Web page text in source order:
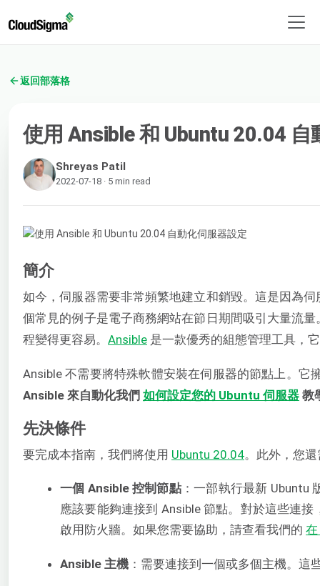
返回部落格
使用 Ansible 和 Ubuntu 20.04
Shreyas Patil
2022-07-18 · 5 min read
簡介
如今，伺服器需要非常頻繁地建立和銷毀。這是因為
個常見的例子是電子商務網站在節日期間吸引大量流
程變得更容易。 Ansible 是一款優秀的組態管理工具，
Ansible 不需要將特殊軟體安裝在伺服器的節點上。
Ansible 來自動化我們 如何設定您的 Ubuntu 伺服器 教
先決條件
要完成本指南，我們將使用 Ubuntu 20.04。此外，您
一個 Ansible 控制節點：一部執行最新 Ubuntu
應該要能夠連接到 Ansible 節點。對於這些連
啟用防火牆。如果您需要協助，請查看我們的
Ansible 主機 ：需要連接到一個或多個主機。這